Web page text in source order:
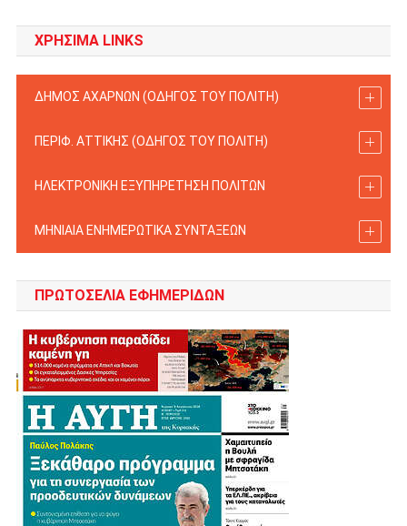
ΧΡΗΣΙΜΑ LINKS
ΔΗΜΟΣ ΑΧΑΡΝΩΝ (ΟΔΗΓΟΣ TOY ΠΟΛΙΤΗ)
ΠΕΡΙΦ. ΑΤΤΙΚΗΣ (ΟΔΗΓΟΣ TOY ΠΟΛΙΤΗ)
ΗΛΕΚΤΡΟΝΙΚΗ ΕΞΥΠΗΡΕΤΗΣΗ ΠΟΛΙΤΩΝ
ΜΗΝΙΑΙΑ ΕΝΗΜΕΡΩΤΙΚΑ ΣΥΝΤΑΞΕΩΝ
ΠΡΩΤΟΣΈΛΙΑ ΕΦΗΜΕΡΊΔΩΝ